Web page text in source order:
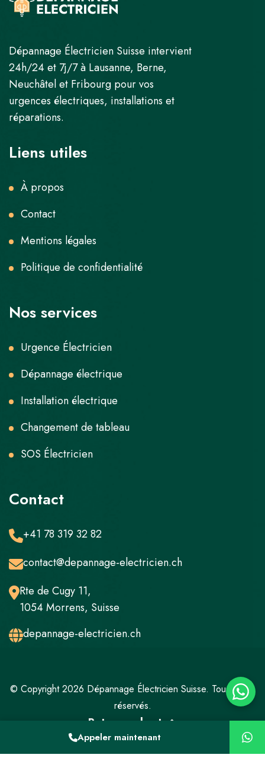
Dépannage Électricien Suisse intervient
24h/24 et 7j/7 à Lausanne, Berne,
Neuchâtel et Fribourg pour vos
urgences électriques, installations et
réparations.
Liens utiles
À propos
Contact
Mentions légales
Politique de confidentialité
Nos services
Urgence Électricien
Dépannage électrique
Installation électrique
Changement de tableau
SOS Électricien
Contact
+41 78 319 32 82
contact@depannage-electricien.ch
Rte de Cugy 11,
1054 Morrens, Suisse
depannage-electricien.ch
© Copyright 2026 Dépannage Électricien Suisse. Tous droits
réservés.
Retour en haut
Mentions légalesPolitique de confidentialité
Appeler maintenant